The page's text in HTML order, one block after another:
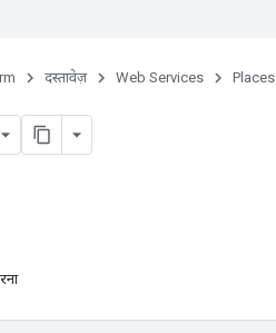
दस्तावेज़ Web Services Places